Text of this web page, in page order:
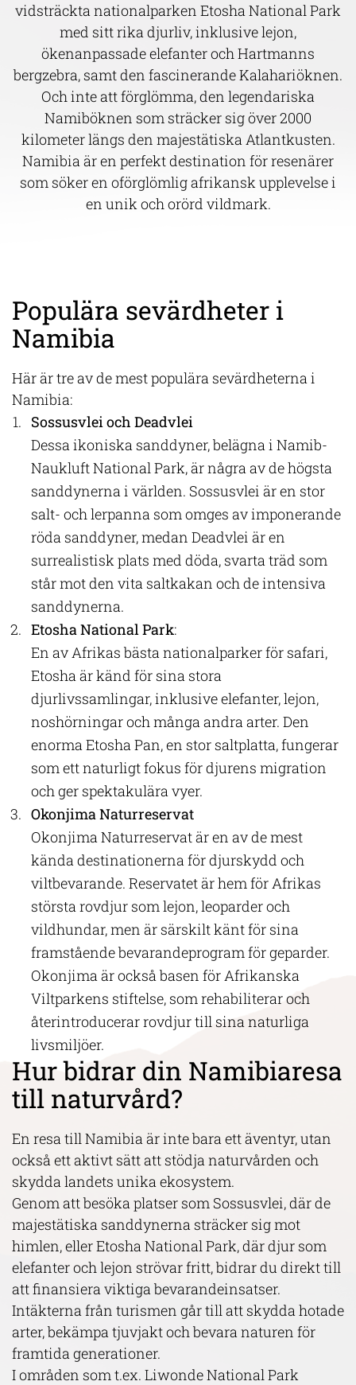
vidsträckta nationalparken Etosha National Park
med sitt rika djurliv, inklusive lejon,
ökenanpassade elefanter och Hartmanns
bergzebra, samt den fascinerande Kalahariöknen.
Och inte att förglömma, den legendariska
Namiböknen som sträcker sig över 2000
kilometer längs den majestätiska Atlantkusten.
Namibia är en perfekt destination för resenärer
som söker en oförglömlig afrikansk upplevelse i
en unik och orörd vildmark.
Populära sevärdheter i
Namibia
Här är tre av de mest populära sevärdheterna i
Namibia:
Sossusvlei och Deadvlei
Dessa ikoniska sanddyner, belägna i Namib-
Naukluft National Park, är några av de högsta
sanddynerna i världen. Sossusvlei är en stor
salt- och lerpanna som omges av imponerande
röda sanddyner, medan Deadvlei är en
surrealistisk plats med döda, svarta träd som
står mot den vita saltkakan och de intensiva
sanddynerna.
Etosha National Park:
En av Afrikas bästa nationalparker för safari,
Etosha är känd för sina stora
djurlivssamlingar, inklusive elefanter, lejon,
noshörningar och många andra arter. Den
enorma Etosha Pan, en stor saltplatta, fungerar
som ett naturligt fokus för djurens migration
och ger spektakulära vyer.
Okonjima Naturreservat
Okonjima Naturreservat är en av de mest
kända destinationerna för djurskydd och
viltbevarande. Reservatet är hem för Afrikas
största rovdjur som lejon, leoparder och
vildhundar, men är särskilt känt för sina
framstående bevarandeprogram för geparder.
Okonjima är också basen för Afrikanska
Viltparkens stiftelse, som rehabiliterar och
återintroducerar rovdjur till sina naturliga
livsmiljöer.
Hur bidrar din Namibiaresa
till naturvård?
En resa till Namibia är inte bara ett äventyr, utan
också ett aktivt sätt att stödja naturvården och
skydda landets unika ekosystem.
Genom att besöka platser som Sossusvlei, där de
majestätiska sanddynerna sträcker sig mot
himlen, eller Etosha National Park, där djur som
elefanter och lejon strövar fritt, bidrar du direkt till
att finansiera viktiga bevarandeinsatser.
Intäkterna från turismen går till att skydda hotade
arter, bekämpa tjuvjakt och bevara naturen för
framtida generationer.
I områden som t.ex. Liwonde National Park